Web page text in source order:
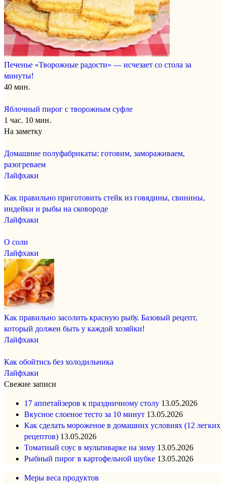
Печенье «Творожные радости» — исчезает со стола за
минуты!
40 мин.
Яблочный пирог с творожным суфле
1 час. 10 мин.
На заметку
Домашние полуфабрикаты: готовим, замораживаем,
разогреваем
Лайфхаки
Как правильно приготовить стейк из говядины, свинины,
индейки и рыбы на сковороде
Лайфхаки
О соли
Лайфхаки
Как правильно засолить красную рыбу. Базовый рецепт,
который должен быть у каждой хозяйки!
Лайфхаки
Как обойтись без холодильника
Лайфхаки
Свежие записи
17 аппетайзеров к праздничному столу 13.05.2026
Вкусное слоеное тесто за 10 минут 13.05.2026
Как сделать мороженое в домашних условиях (12 легких
рецептов) 13.05.2026
Томатный соус в мультиварке на зиму 13.05.2026
Рыбный пирог в картофельной шубке 13.05.2026
Меры веса продуктов